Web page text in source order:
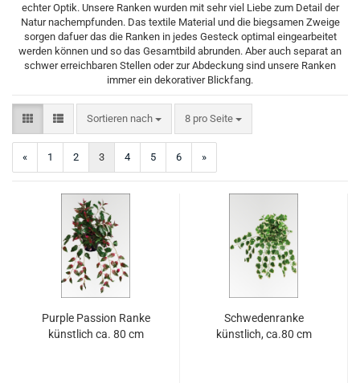
echter Optik. Unsere Ranken wurden mit sehr viel Liebe zum Detail der
Natur nachempfunden. Das textile Material und die biegsamen Zweige
sorgen dafuer das die Ranken in jedes Gesteck optimal eingearbeitet
werden können und so das Gesamtbild abrunden. Aber auch separat an
schwer erreichbaren Stellen oder zur Abdeckung sind unsere Ranken
immer ein dekorativer Blickfang.
Sortieren nach
Sortieren nach 8 pro Seite
pro Seite
« 1 2 3 4 5 6 »
Purple Passion Ranke
künstlich ca. 80 cm
Schwedenranke
künstlich, ca.80 cm